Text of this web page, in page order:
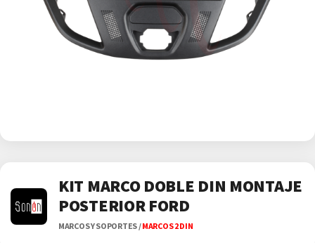
KIT MARCO DOBLE DIN MONTAJE
POSTERIOR FORD
MARCOS Y SOPORTES/MARCOS 2 DIN